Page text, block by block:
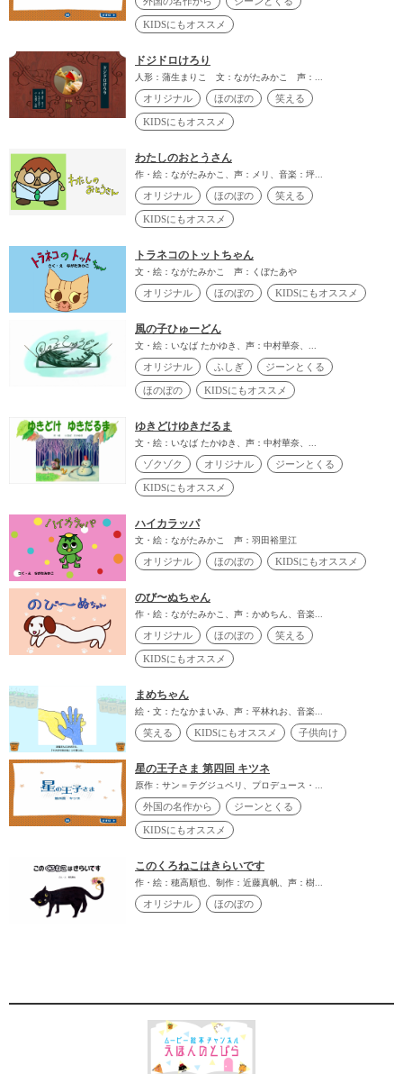
KIDSにもオススメ
ドジドロけろり
人形：蒲生まりこ 文：ながたみかこ 声：...
オリジナル ほのぼの 笑える
KIDSにもオススメ
わたしのおとうさん
作・絵：ながたみかこ、声：メリ、音楽：坪...
オリジナル ほのぼの 笑える
KIDSにもオススメ
トラネコのトットちゃん
文・絵：ながたみかこ 声：くぼたあや
オリジナル ほのぼの KIDSにもオススメ
風の子ひゅーどん
文・絵：いなば たかゆき、声：中村華奈、...
オリジナル ふしぎ ジーンとくる
ほのぼの KIDSにもオススメ
ゆきどけゆきだるま
文・絵：いなば たかゆき、声：中村華奈、...
ゾクゾク オリジナル ジーンとくる
KIDSにもオススメ
ハイカラッパ
文・絵：ながたみかこ 声：羽田裕里江
オリジナル ほのぼの KIDSにもオススメ
のび〜ぬちゃん
作・絵：ながたみかこ、声：かめちん、音楽...
オリジナル ほのぼの 笑える
KIDSにもオススメ
まめちゃん
絵・文：たなかまいみ、声：平林れお、音楽...
笑える KIDSにもオススメ 子供向け
星の王子さま 第四回 キツネ
原作：サン＝テグジュペリ、プロデュース・...
外国の名作から ジーンとくる
KIDSにもオススメ
このくろねこはきらいです
作・絵：穂高順也、制作：近藤真帆、声：樹...
オリジナル ほのぼの